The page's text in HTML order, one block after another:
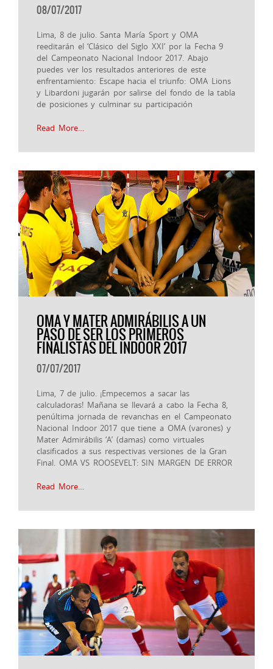
08/07/2017
Lima, 8 de julio. Santa María Sport y OMA
reeditarán el ‘Clásico del Siglo XXI’ por la Fecha 9
del Campeonato Nacional Indoor 2017. Abajo
puedes ver los resultados anteriores de este
enfrentamiento: Escape hacia el triunfo: OMA Lions
y Libardoni jugarán por salirse del fondo de la tabla
de posiciones y culminar su participación
Read More…
OMA Y MATER ADMIRÁBILIS A UN
PASO DE SER LOS PRIMEROS
FINALISTAS DEL INDOOR 2017
07/07/2017
Lima, 7 de julio. ¡Empecemos a sacar las
calculadoras! Mañana se llevará a cabo la Fecha 8,
penúltima jornada de revanchas en el Campeonato
Nacional Indoor 2017 que tiene a OMA (varones) y
Mater Admirábilis ‘A’ (damas) como virtuales
clasificados a sus respectivas versiones de la Gran
Final. OMA VS ROOSEVELT: SIN MARGEN DE ERROR
Read More…